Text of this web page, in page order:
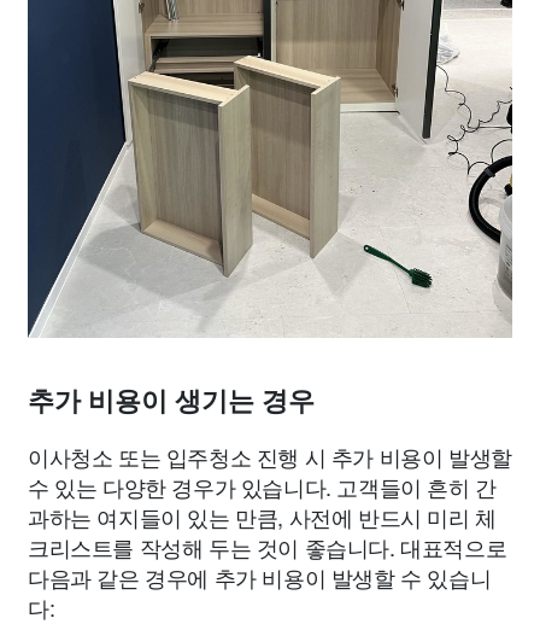
추가 비용이 생기는 경우
이사청소 또는 입주청소 진행 시 추가 비용이 발생할
수 있는 다양한 경우가 있습니다. 고객들이 흔히 간
과하는 여지들이 있는 만큼, 사전에 반드시 미리 체
크리스트를 작성해 두는 것이 좋습니다. 대표적으로
다음과 같은 경우에 추가 비용이 발생할 수 있습니
다: